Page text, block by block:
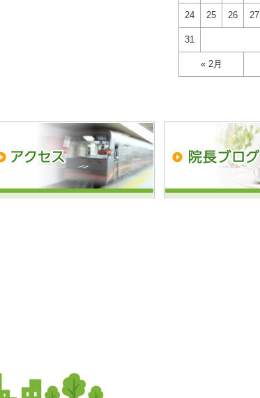
« 2月
24 25 26 27
31